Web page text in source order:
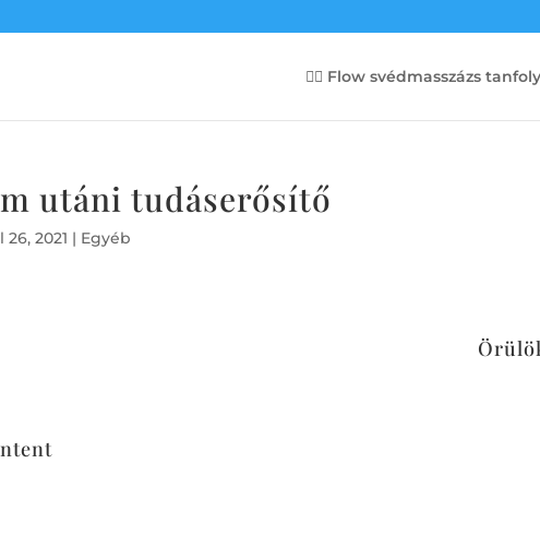
💆‍♀️ Flow svédmasszázs
utáni tudáserősítő
26, 2021 | Egyéb